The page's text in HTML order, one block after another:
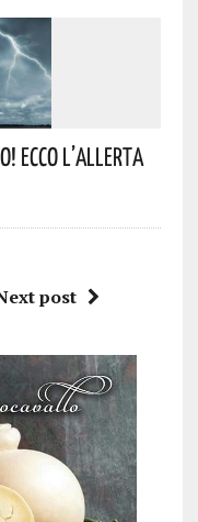
Ecco L’allerta
post